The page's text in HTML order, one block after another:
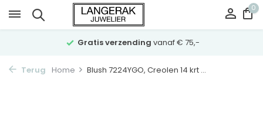
0
Gratis verzending vanaf € 75,-
Terug Home Blush 7224YGO, Creolen 14 krt ...